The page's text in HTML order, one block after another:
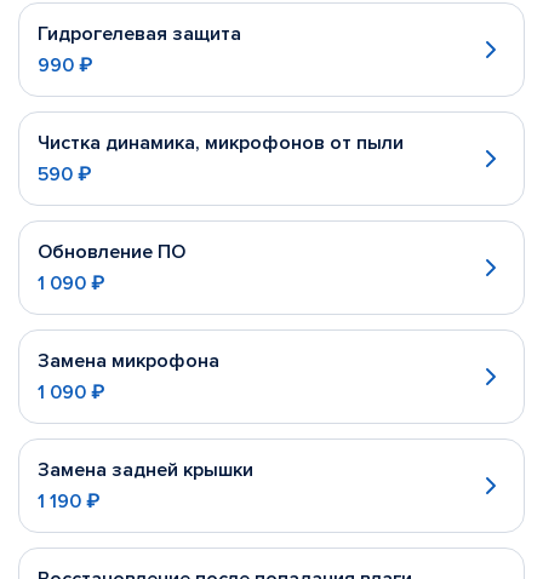
Гидрогелевая защита
990 ₽
Чистка динамика, микрофонов от пыли
590 ₽
Обновление ПО
1 090 ₽
Замена микрофона
1 090 ₽
Замена задней крышки
1 190 ₽